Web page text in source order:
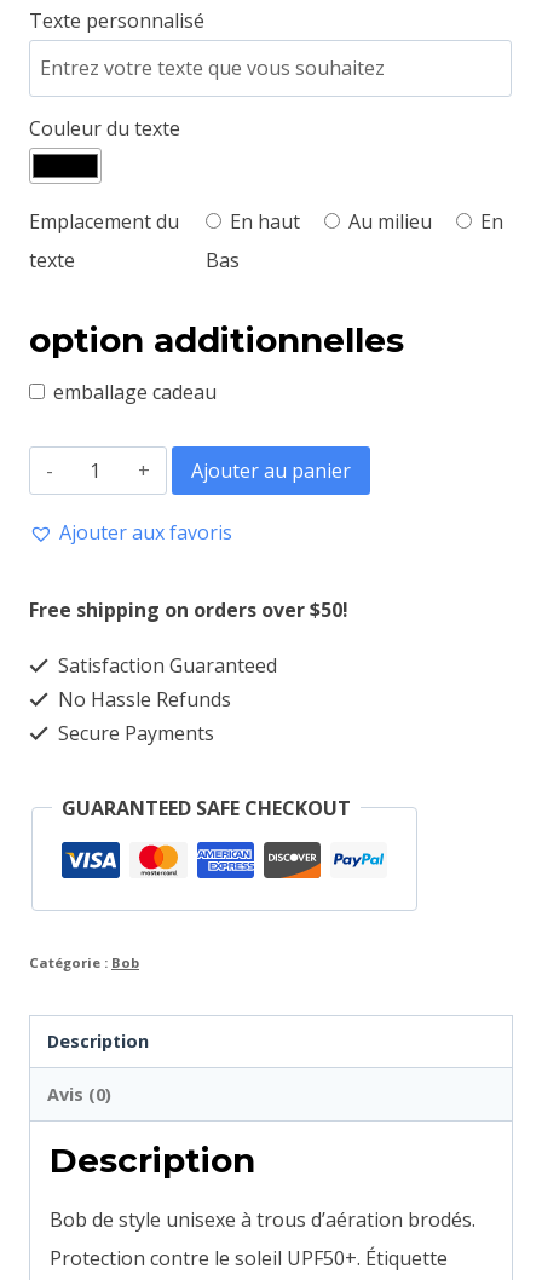
Texte personnalisé
Couleur du texte
Emplacement du
texte
En haut Au milieu
En
Bas
option additionnelles
emballage cadeau
quantité
Bob
Ajouter au panier
Ajouter aux favoris
Free shipping on orders over $50!
Satisfaction Guaranteed
No Hassle Refunds
Secure Payments
GUARANTEED SAFE CHECKOUT
Catégorie : Bob
Description
Avis (0)
Description
Bob de style unisexe à trous d’aération brodés.
Protection contre le soleil UPF50+. Étiquette